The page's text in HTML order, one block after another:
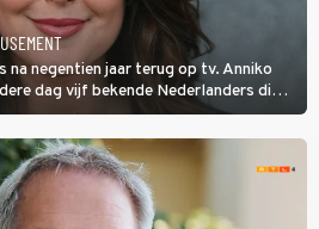
na negentien jaar terug op tv. Anniko
dag vijf bekende Nederlanders die
categorieën. De beste
de finaleweek.